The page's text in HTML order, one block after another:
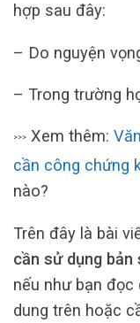
hợp sau đây:
– Do nguyện
– Trong trường
>>> Xem thêm:
cần công chứng
nào?
Trên đây là bài
cần sử dụng bản
nếu như bạn
dung trên hoặc